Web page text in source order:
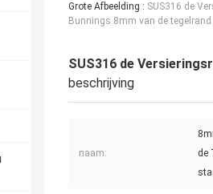
Grote Afbeelding : SUS316 de
Bunnings 8mm van de
SUS316 de
beschrijving
naam:
de